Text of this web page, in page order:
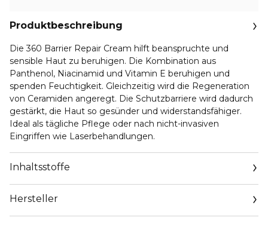
Produktbeschreibung
Die 360 Barrier Repair Cream hilft beanspruchte und
sensible Haut zu beruhigen. Die Kombination aus
Panthenol, Niacinamid und Vitamin E beruhigen und
spenden Feuchtigkeit. Gleichzeitig wird die Regeneration
von Ceramiden angeregt. Die Schutzbarriere wird dadurch
gestärkt, die Haut so gesünder und widerstandsfähiger.
Ideal als tägliche Pflege oder nach nicht-invasiven
Eingriffen wie Laserbehandlungen.
Inhaltsstoffe
Hersteller